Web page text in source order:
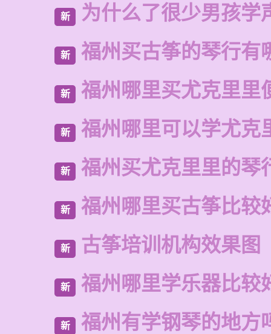
新 为什么了很少男孩学
新 福州买古筝的琴行有
新 福州哪里买尤克里里
新 福州哪里可以学尤克
新 福州买尤克里里的琴
新 福州哪里买古筝比较
新 古筝培训机构效果图
新 福州哪里学乐器比较
新 福州有学钢琴的地方